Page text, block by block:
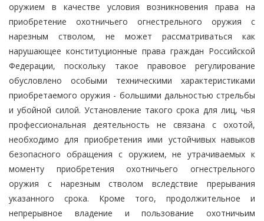
оружием в качестве условия возникновения права на
приобретение охотничьего огнестрельного оружия с
нарезным стволом, не может рассматриваться как
нарушающее конституционные права граждан Российской
Федерации, поскольку такое правовое регулирование
обусловлено особыми техническими характеристиками
приобретаемого оружия - большими дальностью стрельбы
и убойной силой. Установление такого срока для лиц, чья
профессиональная деятельность не связана с охотой,
необходимо для приобретения ими устойчивых навыков
безопасного обращения с оружием, не утрачиваемых к
моменту приобретения охотничьего огнестрельного
оружия с нарезным стволом вследствие прерывания
указанного срока. Кроме того, продолжительное и
непрерывное владение и пользование охотничьим